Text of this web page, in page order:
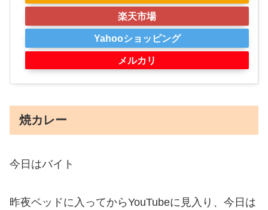
楽天市場
Yahooショッピング
メルカリ
焼カレー
今日はバイト
昨夜ベッドに入ってからYouTubeに見入り、今日は